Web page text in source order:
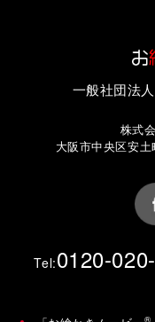
一般社団法
株式
大阪市中央区安
Tel:0120-
®